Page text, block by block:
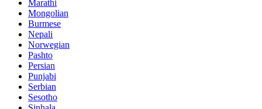
Marathi
Mongolian
Burmese
Nepali
Norwegian
Pashto
Persian
Punjabi
Serbian
Sesotho